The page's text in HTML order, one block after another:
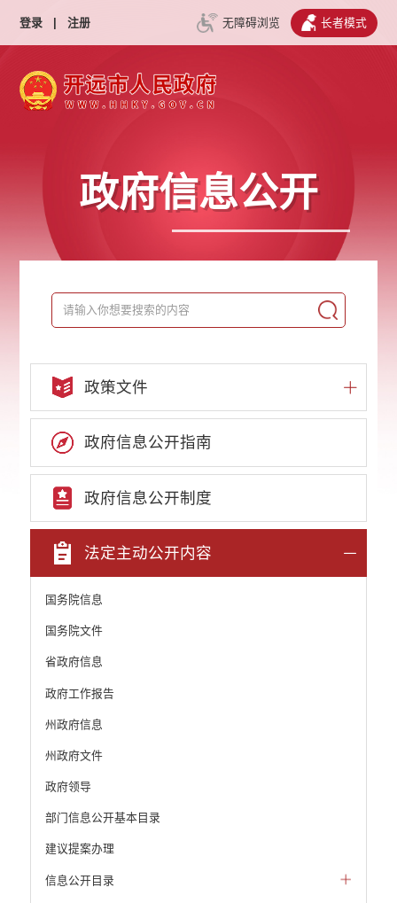
登录 | 注册 无障碍浏览 长者模式
政府信息公开
政策文件
政府信息公开指南
政府信息公开制度
法定主动公开内容
国务院信息
国务院文件
省政府信息
政府工作报告
州政府信息
州政府文件
政府领导
部门信息公开基本目录
建议提案办理
信息公开目录